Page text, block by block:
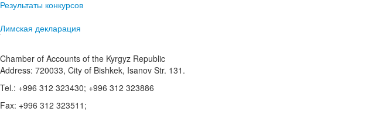
Результаты конкурсов
Лимская декларация
Chamber of Accounts of the Kyrgyz Republic
Address: 720033, City of Bishkek, Isanov Str. 131.
Tel.: +996 312 323430; +996 312 323886
Fax: +996 312 323511;